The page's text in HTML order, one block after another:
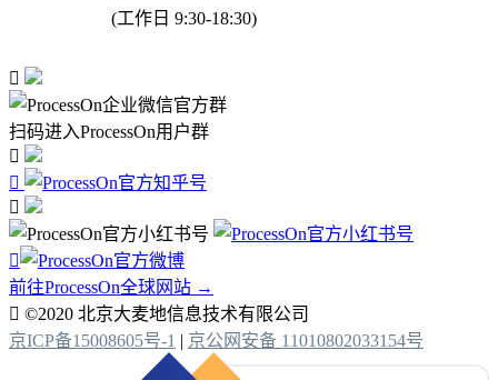
(工作日 9:30-18:30)

扫码进入ProcessOn用户群




前往ProcessOn全球网站 →
 ©2020 北京大麦地信息技术有限公司
京ICP备15008605号-1 | 京公网安备 11010802033154号